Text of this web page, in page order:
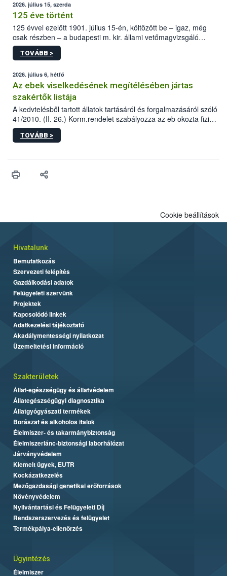
2026. július 15, szerda
125 éve történt
125 évvel ezelőtt 1901. július 15-én, költözött be – igaz, még
csak részben – a budapesti m. kir. állami vetőmagvizsgáló
állomás a Kis Rókus utca 15. szám alatti, Czigler Győző által
tervezett új épületébe.
TOVÁBB >
2026. július 6, hétfő
Az ebek viselkedésének megítélésében jártas
szakértők listája
A kedvtelésből tartott állatok tartásáról és forgalmazásáról szóló
41/2010. (II. 26.) Korm.rendelet szabályozza az eb okozta fizikai
sérülés, illetve ennek veszélye keletkezésekor felmerülő
hatósági feladatokat, valamint a veszélyes eb tartását és annak
vonni az ebek viselkedésének megítélésében jártas szakértőt.
TOVÁBB >
Cookie beállítások
Hivatalunk
Bemutatkozás
Szervezeti felépítés
Gazdálkodási adatok
Felügyeleti szervünk
Projektek
Kapcsolódó linkek
Adatkezelési tájékoztató
Akadálymentességi nyilatkozat
Üzemeltetési információ
Szakterületek
Állat-egészségügy és állatvédelem
Állategészségügyi diagnosztika
Állatgyógyászati termékek
Borászat és alkoholos italok
Élelmiszer- és takarmánybiztonság
Élelmiszerlánc-biztonsági laborhálózat
Járványvédelem
Kiemelt ügyek, EUTR
Kockázatkezelés
Mezőgazdasági genetikai erőforrások
Növényvédelem
Nyilvántartási és Felügyeleti Díj
Rendszerszervezés és felügyelet
Termékpálya-ellenőrzés
Ügyintézés
Élelmiszer